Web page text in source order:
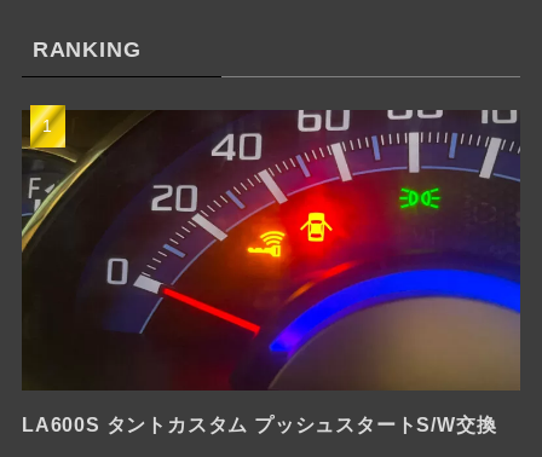
RANKING
LA600S タントカスタム プッシュスタートS/W交換